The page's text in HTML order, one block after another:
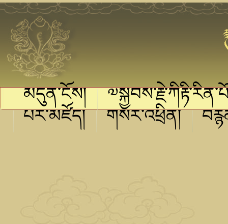
མདུན་ངོས།
པར་མཛོད།
གསར་འཕྲིན།